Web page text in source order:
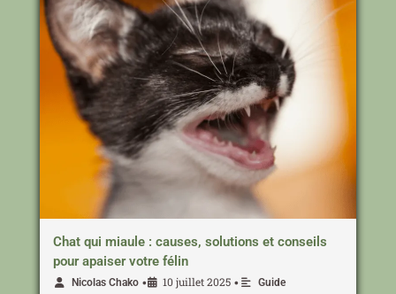
Chat qui miaule : causes, solutions et conseils
pour apaiser votre félin
Nicolas Chako • 10 juillet 2025 • Guide